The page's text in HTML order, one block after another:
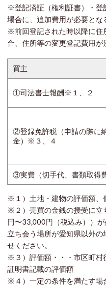
※登記済証（権利証書）・登
場合に、追加費用が必要とな
※前回登記された時以降に住
合、住所等の変更登記費用が
買主
①司法書士報酬※１、２
②登録免許税（申請の際に
金）※３、４
③実費（切手代、書類取得
※１）土地・建物の評価額、
※２）売買の金銭の授受に立
円〜33,000円（税込み））が
立ち会う場所が愛知県以外の
せください。
※３）評価額・・・市区町村
証明書記載の評価額
※４）一定の条件を満たす場